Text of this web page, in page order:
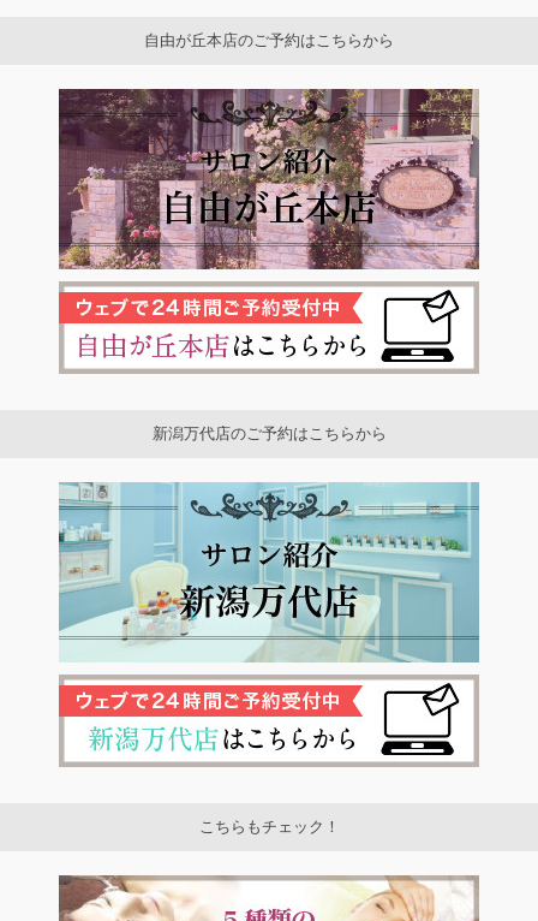
自由が丘本店のご予約はこちらから
新潟万代店のご予約はこちらから
こちらもチェック！